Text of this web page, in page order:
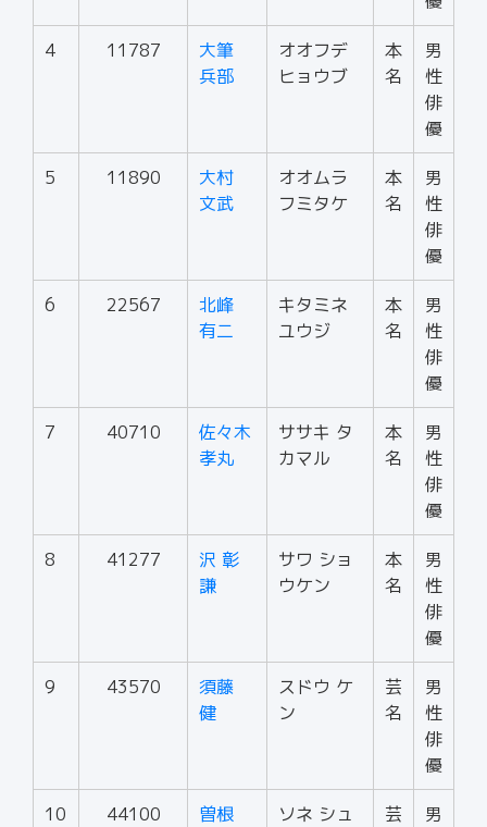
4 11787
大筆
兵部
オオフデ
ヒョウブ
本
名
男
性
俳
優
5 11890
大村
文武
オオムラ
フミタケ
本
名
男
性
俳
優
6 22567
北峰
有二
キタミネ
ユウジ
本
名
男
性
俳
優
7 40710
佐々木
孝丸
ササキ タ
カマル
本
名
男
性
俳
優
8 41277
沢 彰
謙
サワ ショ
ウケン
本
名
男
性
俳
優
9 43570
須藤
健
スドウ ケ
ン
芸
名
男
性
俳
優
10 44100
曽根
ソネ シュ
芸
男